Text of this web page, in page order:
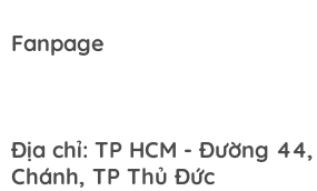
Fanpage
Địa chỉ: TP HCM - Đường
Chánh, TP Thủ Đức